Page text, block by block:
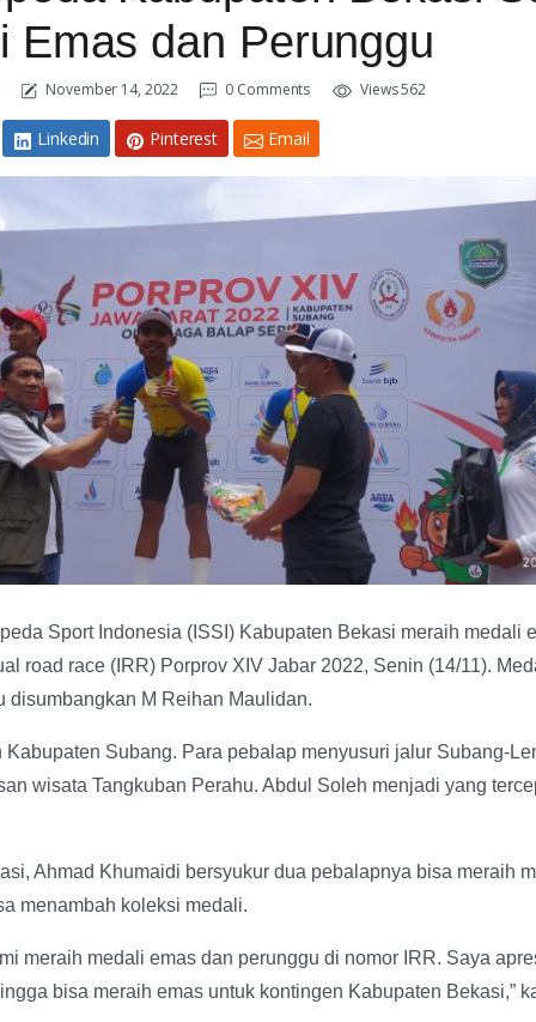
Emas dan Perunggu
November 14, 2022 0 Comments Views 562
Linkedin Pinterest Email
Sport Indonesia (ISSI) Kabupaten Bekasi meraih medali
road race (IRR) Porprov XIV Jabar 2022, Senin (14/11).
disumbangkan M Reihan Maulidan.
Kabupaten Subang. Para pebalap menyusuri jalur Subang-
wisata Tangkuban Perahu. Abdul Soleh menjadi yang
Ahmad Khumaidi bersyukur dua pebalapnya bisa meraih
menambah koleksi medali.
meraih medali emas dan perunggu di nomor IRR. Saya
bisa meraih emas untuk kontingen Kabupaten Bekasi,”